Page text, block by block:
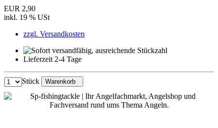
EUR 2,90
inkl. 19 % USt
zzgl. Versandkosten
Lieferzeit 2-4 Tage
Stück Warenkorb